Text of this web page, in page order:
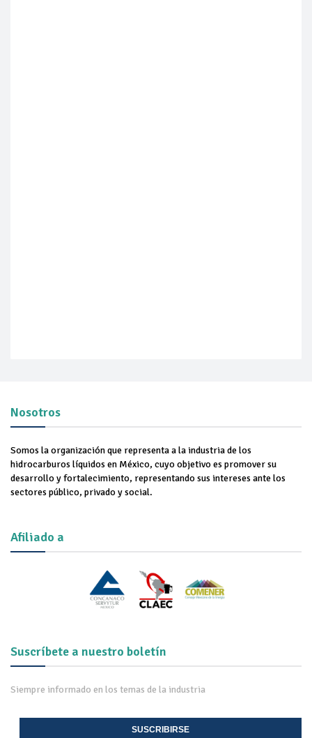
Nosotros
Somos la organización que representa a la industria de los
hidrocarburos líquidos en México, cuyo objetivo es promover su
desarrollo y fortalecimiento, representando sus intereses ante los
sectores público, privado y social.
Afiliado a
Suscríbete a nuestro boletín
Siempre informado en los temas de la industria
SUSCRIBIRSE